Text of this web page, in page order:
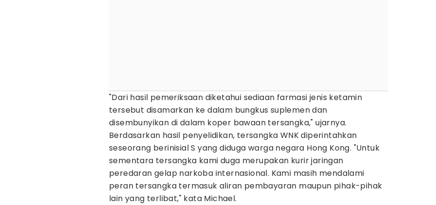
"Dari hasil pemeriksaan diketahui sediaan farmasi jenis ketamin
tersebut disamarkan ke dalam bungkus suplemen dan
disembunyikan di dalam koper bawaan tersangka," ujarnya.
Berdasarkan hasil penyelidikan, tersangka WNK diperintahkan
seseorang berinisial S yang diduga warga negara Hong Kong. "Untuk
sementara tersangka kami duga merupakan kurir jaringan
peredaran gelap narkoba internasional. Kami masih mendalami
peran tersangka termasuk aliran pembayaran maupun pihak-pihak
lain yang terlibat," kata Michael.